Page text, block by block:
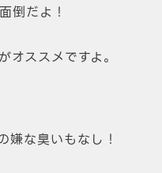
倒だよ！
オススメですよ。
嫌な臭いもなし！